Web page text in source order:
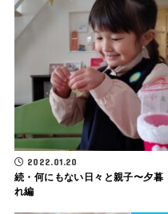
2022.01.20
続・何にもない日々と親子〜夕暮
れ編